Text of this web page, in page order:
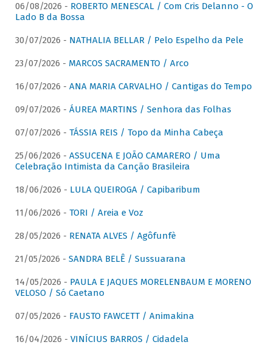
06/08/2026 - ROBERTO MENESCAL / Com Cris Delanno - O
Lado B da Bossa
30/07/2026 - NATHALIA BELLAR / Pelo Espelho da Pele
23/07/2026 - MARCOS SACRAMENTO / Arco
16/07/2026 - ANA MARIA CARVALHO / Cantigas do Tempo
09/07/2026 - ÁUREA MARTINS / Senhora das Folhas
07/07/2026 - TÁSSIA REIS / Topo da Minha Cabeça
25/06/2026 - ASSUCENA E JOÃO CAMARERO / Uma
Celebração Intimista da Canção Brasileira
18/06/2026 - LULA QUEIROGA / Capibaribum
11/06/2026 - TORI / Areia e Voz
28/05/2026 - RENATA ALVES / Agôfunfè
21/05/2026 - SANDRA BELÊ / Sussuarana
14/05/2026 - PAULA E JAQUES MORELENBAUM E MORENO
VELOSO / Só Caetano
07/05/2026 - FAUSTO FAWCETT / Animakina
16/04/2026 - VINÍCIUS BARROS / Cidadela